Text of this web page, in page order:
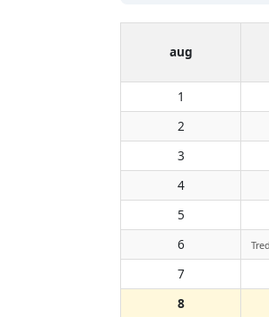
aug
1
2
3
4
5
6
7
8